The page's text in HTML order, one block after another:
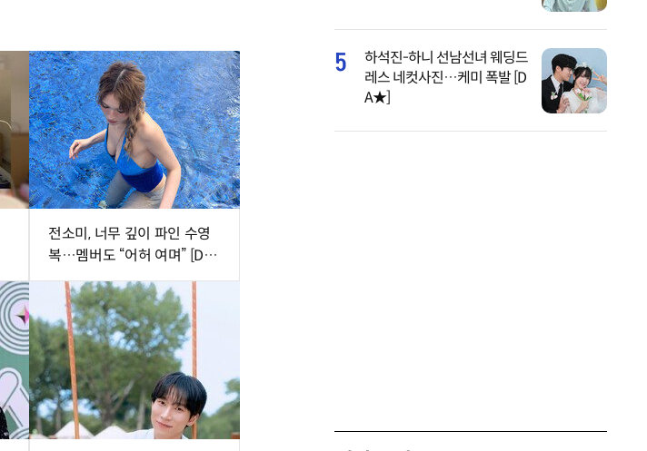
전소미, 너무 깊이 파인 수영
복…멤버도 “어허 여며” [DA
★]
5
하석진-하니 선남선녀 웨딩드
레스 네컷사진…케미 폭발 [D
A★]